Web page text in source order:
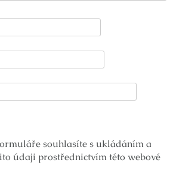
souhlasíte s ukládáním a
údaji prostřednictvím této webové